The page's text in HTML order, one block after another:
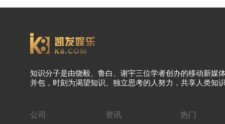
知识分子是由饶毅、鲁白、谢宇三位学者创办的移动新媒
并包，时刻为渴望知识、独立思考的人努力，共享人类知
公司 资讯 热门